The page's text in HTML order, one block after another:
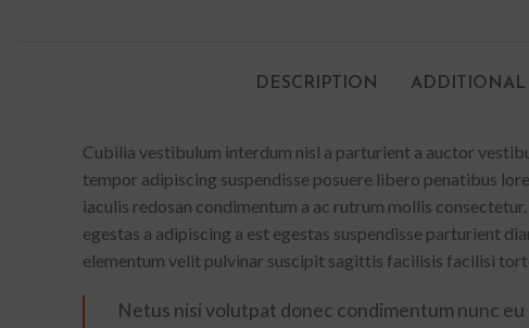
DESCRIPTION
Cubilia vestibulum interdum nisl a parturient a auctor
tempor adipiscing suspendisse posuere libero penatibus
iaculis redosan condimentum a ac rutrum mollis
egestas a adipiscing a est egestas suspendisse parturient
elementum velit pulvinar suscipit sagittis facilisis facilisi
Netus nisi volutpat donec condimentum nunc